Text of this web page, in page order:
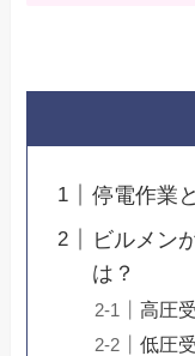
停電作業
ビルメン
は？
高圧
低圧